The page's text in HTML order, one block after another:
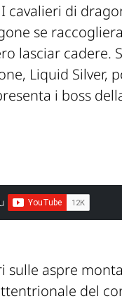
cavalieri di
se
lasciar cadere.
Liquid Silver,
i boss
aspre
del